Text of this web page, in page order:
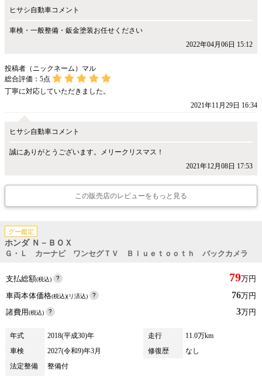
ヒサシ自動車コメント
車検・一般整備・鈑金塗装お任せください
2022年04月06日 15:12
投稿者（ニックネーム）マル
総合評価： 5点
丁寧に対応していただきました。
2021年11月29日 16:34
ヒサシ自動車コメント
誠にありがとうございます。メリークリスマス！
2021年12月08日 17:53
この販売店のレビューをもっと見る
グー鑑定
ホンダ Ｎ－ＢＯＸ
Ｇ・Ｌ カーナビ ワンセグＴＶ Ｂｌｕｅｔｏｏｔｈ バックカメラ
支払総額(税込) 79万円
車両本体価格(税込)(リ済込) 76万円
諸費用(税込) 3万円
年式 2018(平成30)年 走行
11.0万km
車検
2027(令和9)年3月 修復歴
なし
法定整備
整備付